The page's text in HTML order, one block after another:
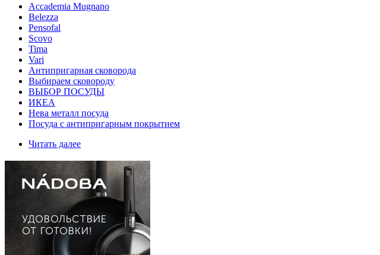
Accademia Mugnano
Belezza
Pensofal
Scovo
Tima
Vari
Антипригарная сковорода
Выбираем сковороду
ВЫБОР ПОСУДЫ
ИКЕА
Нева металл посуда
Посуда с антипригарным покрытием
Читать далее